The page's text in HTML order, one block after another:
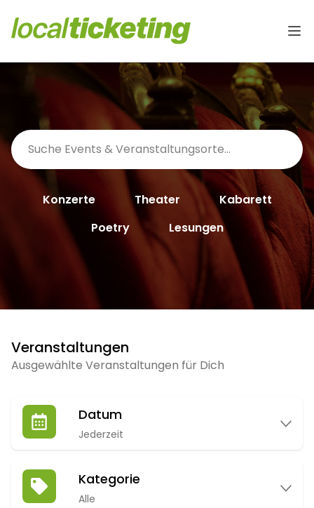
Konzerte Theater
Kabarett
Poetry
Lesungen
Veranstaltungen
Ausgewählte Veranstaltungen für Dich
Datum
Jederzeit
Kategorie
Alle